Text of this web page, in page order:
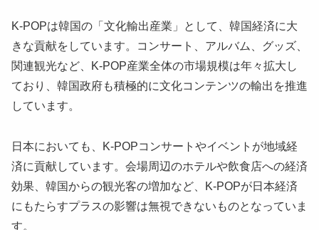
K-POPは韓国の「文化輸出産業」として、韓国経済に大
きな貢献をしています。コンサート、アルバム、グッズ、
関連観光など、K-POP産業全体の市場規模は年々拡大し
ており、韓国政府も積極的に文化コンテンツの輸出を推進
しています。
日本においても、K-POPコンサートやイベントが地域経
済に貢献しています。会場周辺のホテルや飲食店への経済
効果、韓国からの観光客の増加など、K-POPが日本経済
にもたらすプラスの影響は無視できないものとなっていま
す。